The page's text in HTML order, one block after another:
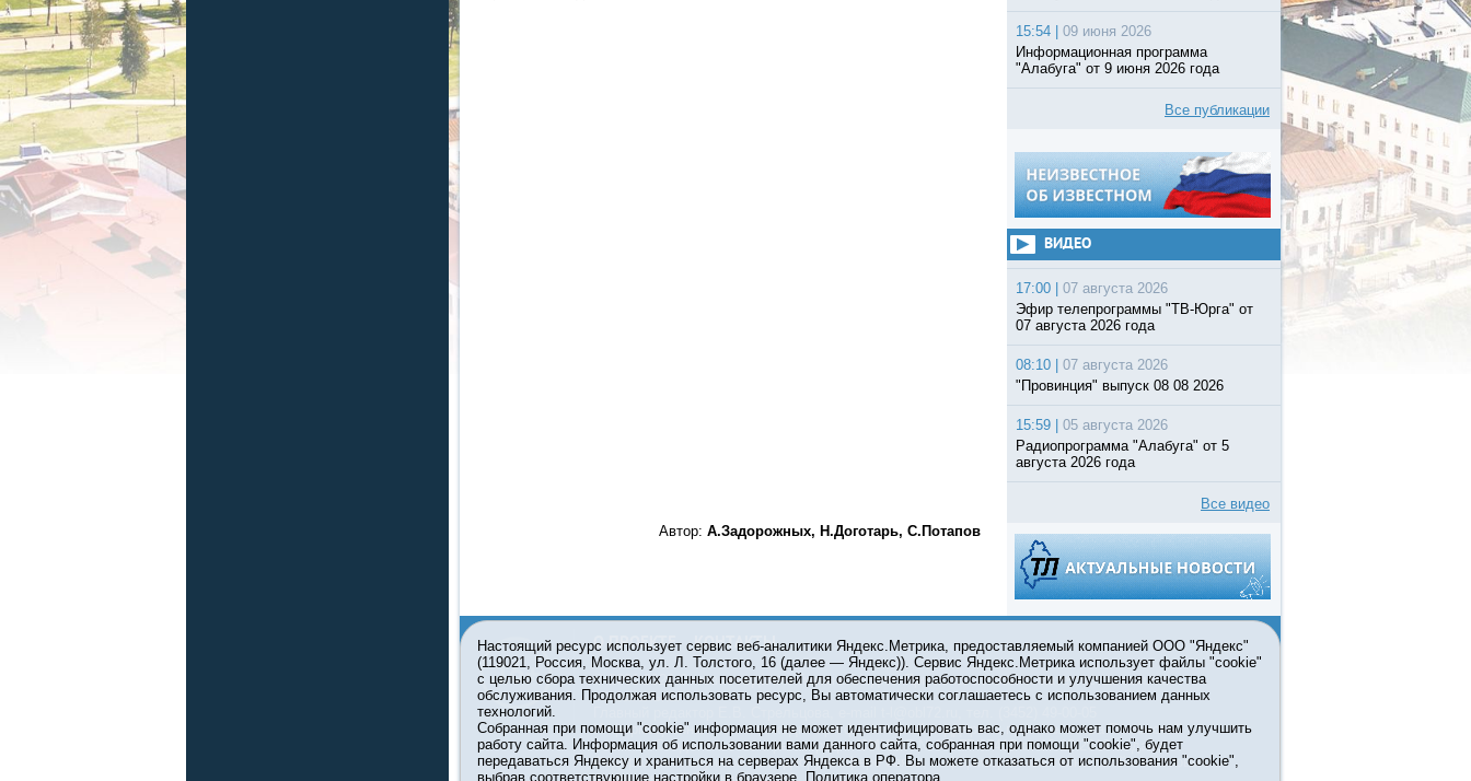
Автор: А.Задорожных, Н.Доготарь, С.Потапов
15:54 |
09 июня 2026
Информационная программа
"Алабуга" от 9 июня 2026 года
Все публикации
ВИДЕО
17:00 |
07 августа 2026
Эфир телепрограммы "ТВ-Юрга" от
07 августа 2026 года
08:10 |
07 августа 2026
"Провинция" выпуск 08 08 2026
15:59 |
05 августа 2026
Радиопрограмма "Алабуга" от 5
августа 2026 года
Все видео
О ПРОЕКТЕ КОНТАКТЫ
© 2001-2026 Сетевое издание Тюмень Медиа. При использовании материалов ссылка
обязательна.
Информационная лента выходит при финансовой поддержке правительства Тюменской
области. Свидетельство о регистрации СМИ ЭЛ №ФС 77-67413 от 13.10.2016 выдано
Федеральной службой по надзору в сфере связи, информационных технологий и массовых
Настоящий ресурс использует сервис веб-аналитики Яндекс.Метрика, предоставляемый компанией ООО "Яндекс"
(119021, Россия, Москва, ул. Л. Толстого, 16 (далее — Яндекс)). Сервис Яндекс.Метрика использует файлы "cookie"
с целью сбора технических данных посетителей для обеспечения работоспособности и улучшения качества
обслуживания. Продолжая использовать ресурс, Вы автоматически соглашаетесь с использованием данных
технологий.
Собранная при помощи "cookie" информация не может идентифицировать вас, однако может помочь нам улучшить
работу сайта. Информация об использовании вами данного сайта, собранная при помощи "cookie", будет
передаваться Яндексу и храниться на серверах Яндекса в РФ. Вы можете отказаться от использования "cookie",
выбрав соответствующие настройки в браузере.
Политика оператора